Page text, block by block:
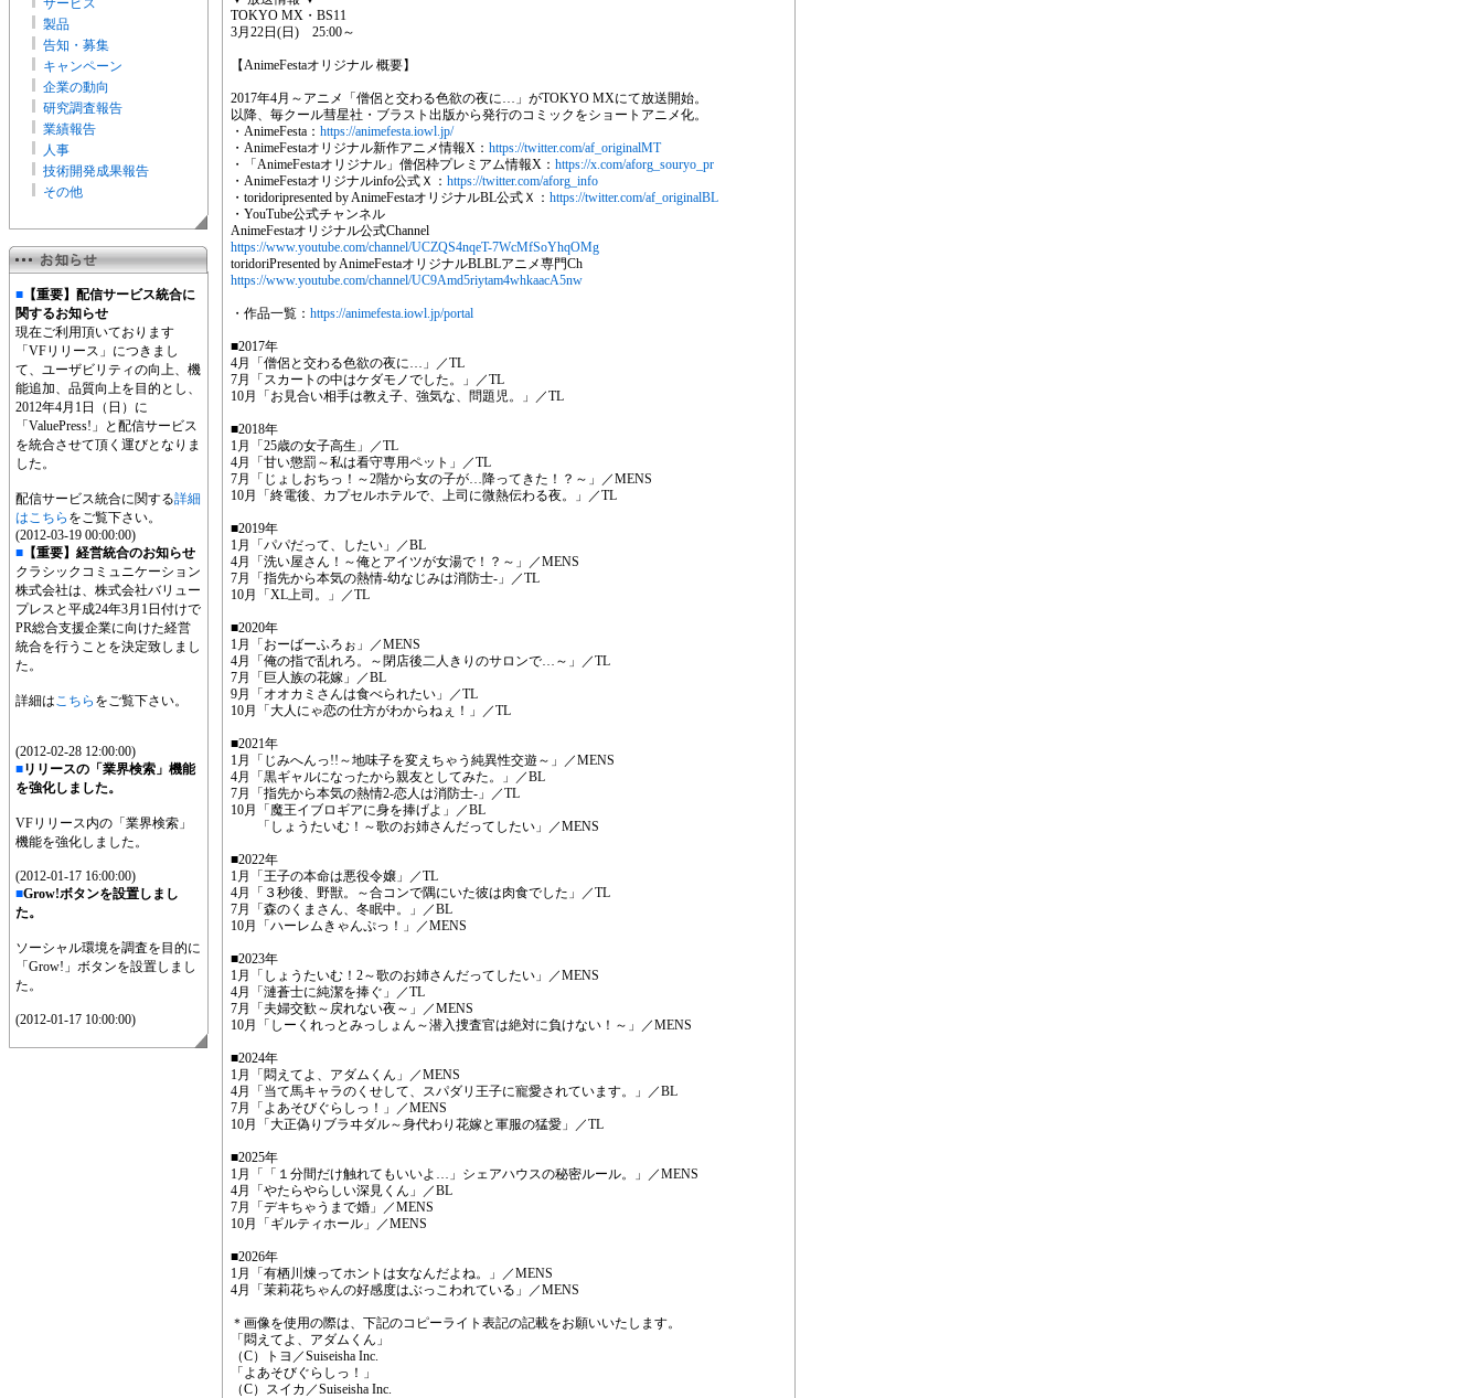
サービス
製品
告知・募集
キャンペーン
企業の動向
研究調査報告
業績報告
人事
技術開発成果報告
その他
■ 【重要】配信サービス統合に
関するお知らせ
現在ご利用頂いております
「VFリリース」につきまし
て、ユーザビリティの向上、機
能追加、品質向上を目的とし、
2012年4月1日（日）に
「ValuePress!」と配信サービス
を統合させて頂く運びとなりま
した。
配信サービス統合に関する詳細
はこちら をご覧下さい。
(2012-03-19 00:00:00)
■ 【重要】経営統合のお知らせ
クラシックコミュニケーション
株式会社は、株式会社バリュー
プレスと平成24年3月1日付けで
PR総合支援企業に向けた経営
統合を行うことを決定致しまし
た。
詳細はこちら をご覧下さい。
(2012-02-28 12:00:00)
■リリースの「業界検索」機能
を強化しました。
VFリリース内の「業界検索」
機能を強化しました。
(2012-01-17 16:00:00)
■Grow!ボタンを設置しまし
た。
ソーシャル環境を調査を目的に
「Grow!」ボタンを設置しまし
た。
(2012-01-17 10:00:00)
TOKYO MX・BS11
3月22日(日) 25:00～
【AnimeFestaオリジナル 概要】
2017年4月～アニメ「僧侶と交わる色欲の夜に…」がTOKYO MXにて放送開始。
以降、毎クール彗星社・ブラスト出版から発行のコミックをショートアニメ化。
・AnimeFesta： https://animefesta.iowl.jp/
・AnimeFestaオリジナル新作アニメ情報X： https://twitter.com/af_originalMT
・「AnimeFestaオリジナル」僧侶枠プレミアム情報X： https://x.com/aforg_souryo_pr
・AnimeFestaオリジナルinfo公式Ｘ： https://twitter.com/aforg_info
・toridoripresented by AnimeFestaオリジナルBL公式Ｘ： https://twitter.com/af_originalBL
・YouTube公式チャンネル
AnimeFestaオリジナル公式Channel
https://www.youtube.com/channel/UCZQS4nqeT-7WcMfSoYhqOMg
toridoriPresented by AnimeFestaオリジナルBLBLアニメ専門Ch
https://www.youtube.com/channel/UC9Amd5riytam4whkaacA5nw
・作品一覧： https://animefesta.iowl.jp/portal
■2017年
4月「僧侶と交わる色欲の夜に…」／TL
7月「スカートの中はケダモノでした。」／TL
10月「お見合い相手は教え子、強気な、問題児。」／TL
■2018年
1月「25歳の女子高生」／TL
4月「甘い懲罰～私は看守専用ペット」／TL
7月「じょしおちっ！～2階から女の子が…降ってきた！？～」／MENS
10月「終電後、カプセルホテルで、上司に微熱伝わる夜。」／TL
■2019年
1月「パパだって、したい」／BL
4月「洗い屋さん！～俺とアイツが女湯で！？～」／MENS
7月「指先から本気の熱情-幼なじみは消防士-」／TL
10月「XL上司。」／TL
■2020年
1月「おーばーふろぉ」／MENS
4月「俺の指で乱れろ。～閉店後二人きりのサロンで…～」／TL
7月「巨人族の花嫁」／BL
9月「オオカミさんは食べられたい」／TL
10月「大人にゃ恋の仕方がわからねぇ！」／TL
■2021年
1月「じみへんっ!!～地味子を変えちゃう純異性交遊～」／MENS
4月「黒ギャルになったから親友としてみた。」／BL
7月「指先から本気の熱情2-恋人は消防士-」／TL
10月「魔王イブロギアに身を捧げよ」／BL
「しょうたいむ！～歌のお姉さんだってしたい」／MENS
■2022年
1月「王子の本命は悪役令嬢」／TL
4月「３秒後、野獣。～合コンで隅にいた彼は肉食でした」／TL
7月「森のくまさん、冬眠中。」／BL
10月「ハーレムきゃんぷっ！」／MENS
■2023年
1月「しょうたいむ！2～歌のお姉さんだってしたい」／MENS
4月「漣蒼士に純潔を捧ぐ」／TL
7月「夫婦交歓～戻れない夜～」／MENS
10月「しーくれっとみっしょん～潜入捜査官は絶対に負けない！～」／MENS
■2024年
1月「悶えてよ、アダムくん」／MENS
4月「当て馬キャラのくせして、スパダリ王子に寵愛されています。」／BL
7月「よあそびぐらしっ！」／MENS
10月「大正偽りブラヰダル～身代わり花嫁と軍服の猛愛」／TL
■2025年
1月「「１分間だけ触れてもいいよ…」シェアハウスの秘密ルール。」／MENS
4月「やたらやらしい深見くん」／BL
7月「デキちゃうまで婚」／MENS
10月「ギルティホール」／MENS
■2026年
1月「有栖川煉ってホントは女なんだよね。」／MENS
4月「茉莉花ちゃんの好感度はぶっこわれている」／MENS
＊画像を使用の際は、下記のコピーライト表記の記載をお願いいたします。
「悶えてよ、アダムくん」
（C）トヨ／Suiseisha Inc.
「よあそびぐらしっ！」
（C）スイカ／Suiseisha Inc.